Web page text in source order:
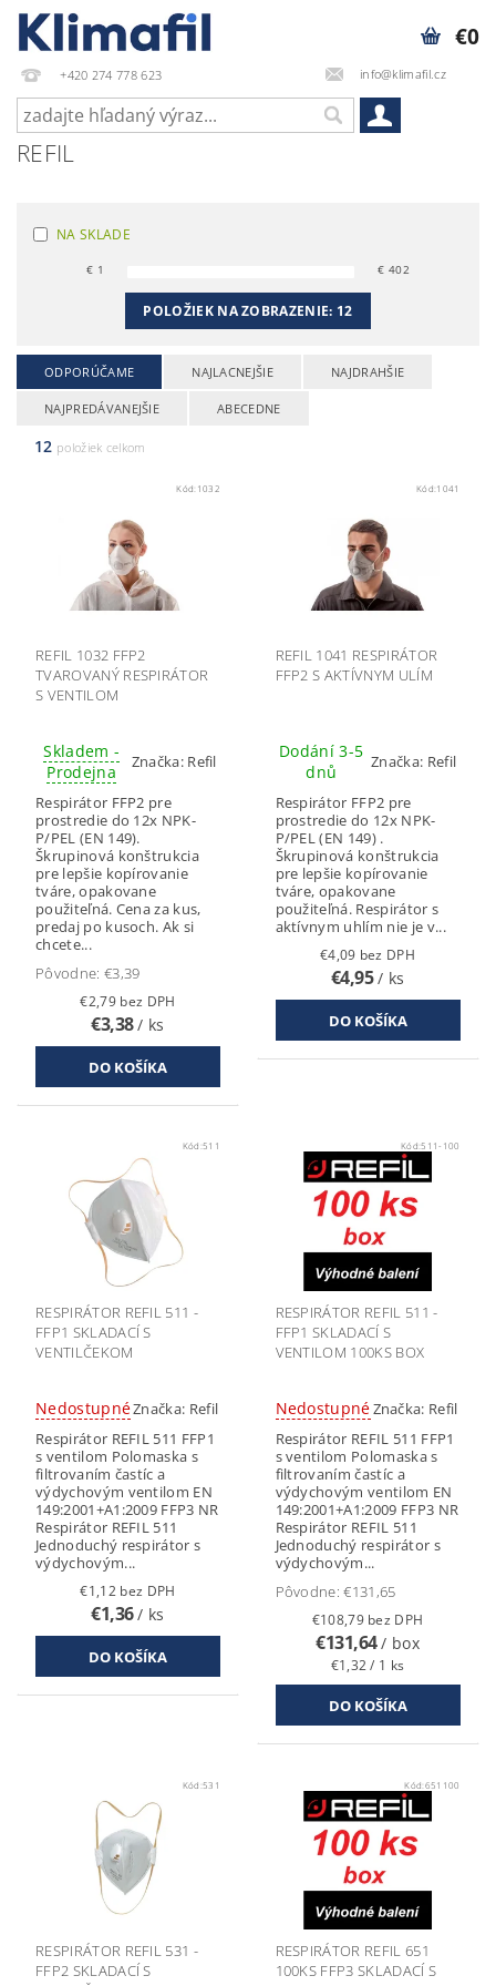
+420 274 778 623 info@klimafil.cz
€0
REFIL
NA SKLADE
€ 1 € 402
POLOŽIEK NA ZOBRAZENIE: 12
ODPORÚČAME NAJLACNEJŠIE NAJDRAHŠIE
NAJPREDÁVANEJŠIE ABECEDNE
12 položiek celkom
Kód: 1032
REFIL 1032 FFP2
TVAROVANÝ RESPIRÁTOR
S VENTILOM
Skladem -
Prodejna
Značka: Refil
Respirátor FFP2 pre
prostredie do 12x NPK-
P/PEL (EN 149).
Škrupinová konštrukcia
pre lepšie kopírovanie
tváre, opakovane
použiteľná. Cena za kus,
predaj po kusoch. Ak si
chcete...
Pôvodne: €3,39
€2,79 bez DPH
€3,38/ ks
Kód: 1041
REFIL 1041 RESPIRÁTOR
FFP2 S AKTÍVNYM ULÍM
Dodání 3-5
dnů
Značka: Refil
Respirátor FFP2 pre
prostredie do 12x NPK-
P/PEL (EN 149) .
Škrupinová konštrukcia
pre lepšie kopírovanie
tváre, opakovane
použiteľná. Respirátor s
aktívnym uhlím nie je v...
€4,09 bez DPH
€4,95/ ks
Kód:511
RESPIRÁTOR REFIL 511 -
FFP1 SKLADACÍ S
VENTILČEKOM
NedostupnéZnačka: Refil
Respirátor REFIL 511 FFP1
s ventilom Polomaska s
filtrovaním častíc a
výdychovým ventilom EN
149:2001+A1:2009 FFP3 NR
Respirátor REFIL 511
Jednoduchý respirátor s
výdychovým...
€1,12 bez DPH
€1,36/ ks
Kód:511-100
RESPIRÁTOR REFIL 511 -
FFP1 SKLADACÍ S
VENTILOM 100KS BOX
NedostupnéZnačka: Refil
Respirátor REFIL 511 FFP1
s ventilom Polomaska s
filtrovaním častíc a
výdychovým ventilom EN
149:2001+A1:2009 FFP3 NR
Respirátor REFIL 511
Jednoduchý respirátor s
výdychovým...
Pôvodne:€131,65
€108,79 bez DPH
€131,64/ box
€1,32 / 1 ks
Kód:531
RESPIRÁTOR REFIL 531 -
FFP2 SKLADACÍ S
Kód: 651100
RESPIRÁTOR REFIL 651
100KS FFP3 SKLADACÍ S